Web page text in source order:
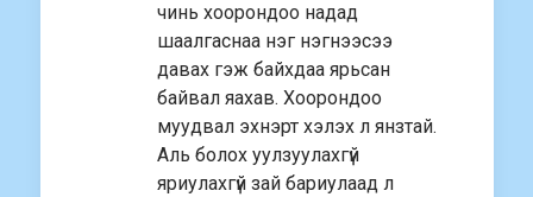
чинь хоорондоо надад
шаалгаснаа нэг нэгнээсээ
давах гэж байхдаа ярьсан
байвал яахав. Хоорондоо
муудвал эхнэрт хэлэх л янзтай.
Аль болох уулзуулахгүй
яриулахгүй зай бариулаад л